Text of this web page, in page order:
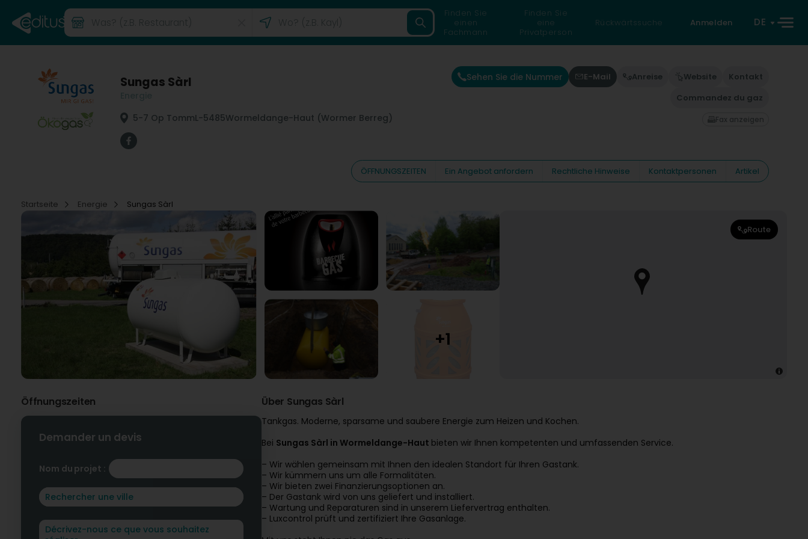
Finden Sie
einen
Fachmann
Finden Sie
eine
Privatperson
Rückwärtssuche Anmelden DE
Sungas Sàrl
5-7 Op TommL-5485Wormeldange-Haut (Wormer Berreg)
Sehen Sie die Nummer E-Mail Anreise Website
Kontakt
Commandez du gaz
Fax anzeigen
ÖFFNUNGSZEITEN Ein Angebot anfordern Rechtliche Hinweise Kontaktpersonen Artikel
Startseite Energie Sungas Sàrl
Route
Öffnungszeiten
Demander un devis
Nom du projet :
Über Sungas Sàrl
Tankgas. Moderne, sparsame und saubere Energie zum Heizen und Kochen.
Bei Sungas Sàrl in Wormeldange-Haut bieten wir Ihnen kompetenten und umfassenden Service.
– Wir wählen gemeinsam mit Ihnen den idealen Standort für Ihren Gastank.
– Wir kümmern uns um alle Formalitäten.
– Wir bieten zwei Finanzierungsoptionen an.
– Der Gastank wird von uns geliefert und installiert.
– Wartung und Reparaturen sind in unserem Liefervertrag enthalten.
– Luxcontrol prüft und zertifiziert Ihre Gasanlage.